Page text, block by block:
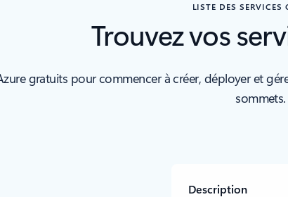
LISTE DES SERVICES
Trouvez vos
gratuits pour commencer à créer, déployer et
sommets.
Description